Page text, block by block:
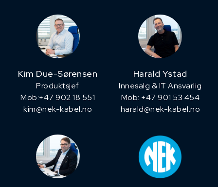
Kim Due-Sørensen
Produktsjef
​Mob:+47 902 18 551
kim@nek-kabel.no
Harald Ystad
Innesalg & IT Ansvarlig
Mob: +47 901 53 454
harald@nek-kabel.no